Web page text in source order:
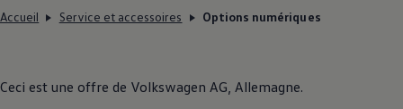
Accueil Service et accessoires Options numériques
Ceci est une offre de Volkswagen AG, Allemagne.